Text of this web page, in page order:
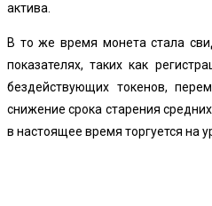
актива.
В то же время монета стала
показателях, таких как
бездействующих токенов,
снижение срока старения
в настоящее время торгуется на